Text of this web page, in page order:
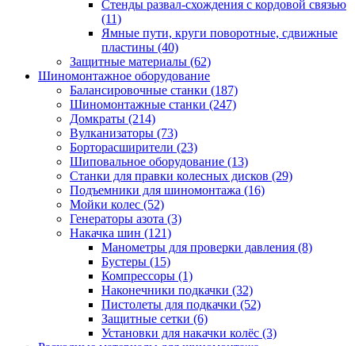
Стенды развал-схождения с кордовой связью
(11)
Ямные пути, круги поворотные, сдвижные
пластины (40)
Защитные материалы (62)
Шиномонтажное оборудование
Балансировочные станки (187)
Шиномонтажные станки (247)
Домкраты (214)
Вулканизаторы (73)
Борторасширители (23)
Шиповальное оборудование (13)
Станки для правки колесных дисков (29)
Подъемники для шиномонтажа (16)
Мойки колес (52)
Генераторы азота (3)
Накачка шин (121)
Манометры для проверки давления (8)
Бустеры (15)
Компрессоры (1)
Наконечники подкачки (32)
Пистолеты для подкачки (52)
Защитные сетки (6)
Установки для накачки колёс (3)